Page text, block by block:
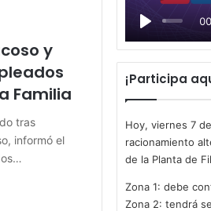
y
Familia
tras
informó el
¡Participa
Hoy, viernes 7
racionamiento
de la Planta de
Zona 1: debe
Zona 2: tendrá